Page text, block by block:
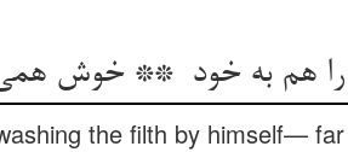
the filth by himself—